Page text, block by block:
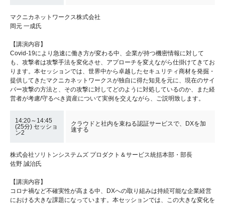
マクニカネットワークス株式会社
岡元 一成氏
【講演内容】
Covid-19により急速に働き方が変わる中、企業が持つ機密情報に対して
も、攻撃者は攻撃手法を変化させ、アプローチを変えながら仕掛けてきてお
ります。本セッションでは、世界中から卓越したセキュリティ商材を発掘・
提供してきたマクニカネットワークスが独自に得た知見を元に、現在のサイ
バー攻撃の方法と、その攻撃に対してどのように対処しているのか、また経
営者が考慮/守るべき資産について実例を交えながら、ご説明致します。
14:20～14:45
(25分) セッショ
ン2
クラウドと社内を束ねる認証サービスで、DXを加
速する
株式会社ソリトンシステムズ プロダクト＆サービス統括本部・部長
佐野 誠治氏
【講演内容】
コロナ禍など不確実性が高まる中、DXへの取り組みは持続可能な企業経営
における大きな課題になっています。本セッションでは、この大きな変化を